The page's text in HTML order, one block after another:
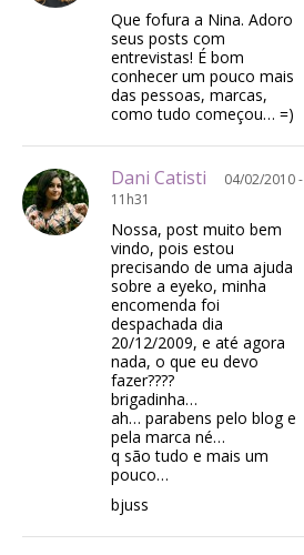
Que fofura a Nina. Adoro
seus posts com
entrevistas! É bom
conhecer um pouco mais
das pessoas, marcas,
como tudo começou… =)
Dani Catisti
04/02/2010 -
11h31
Nossa, post muito bem
vindo, pois estou
precisando de uma ajuda
sobre a eyeko, minha
encomenda foi
despachada dia
20/12/2009, e até agora
nada, o que eu devo
fazer????
brigadinha…
ah… parabens pelo blog e
pela marca né…
q são tudo e mais um
pouco…
bjuss